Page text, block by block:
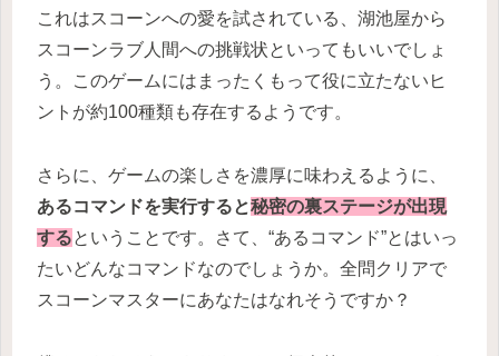
これはスコーンへの愛を試されている、湖池屋から
スコーンラブ人間への挑戦状といってもいいでしょ
う。このゲームにはまったくもって役に立たないヒ
ントが約100種類も存在するようです。
さらに、ゲームの楽しさを濃厚に味わえるように、
あるコマンドを実行すると秘密の裏ステージが出現
するということです。さて、“あるコマンド”とはいっ
たいどんなコマンドなのでしょうか。全問クリアで
スコーンマスターにあなたはなれそうですか？